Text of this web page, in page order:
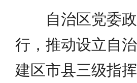
自治区党委
行，推动设立自
建区市县三级指